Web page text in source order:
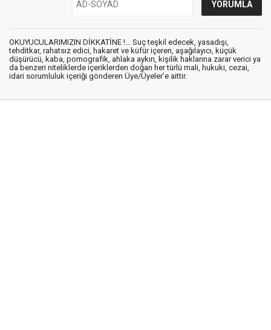
OKUYUCULARIMIZIN DİKKATİNE !... Suç teşkil edecek, yasadışı,
tehditkar, rahatsız edici, hakaret ve küfür içeren, aşağılayıcı, küçük
düşürücü, kaba, pornografik, ahlaka aykırı, kişilik haklarına zarar verici ya
da benzeri niteliklerde içeriklerden doğan her türlü mali, hukuki, cezai,
idari sorumluluk içeriği gönderen Üye/Üyeler’e aittir.